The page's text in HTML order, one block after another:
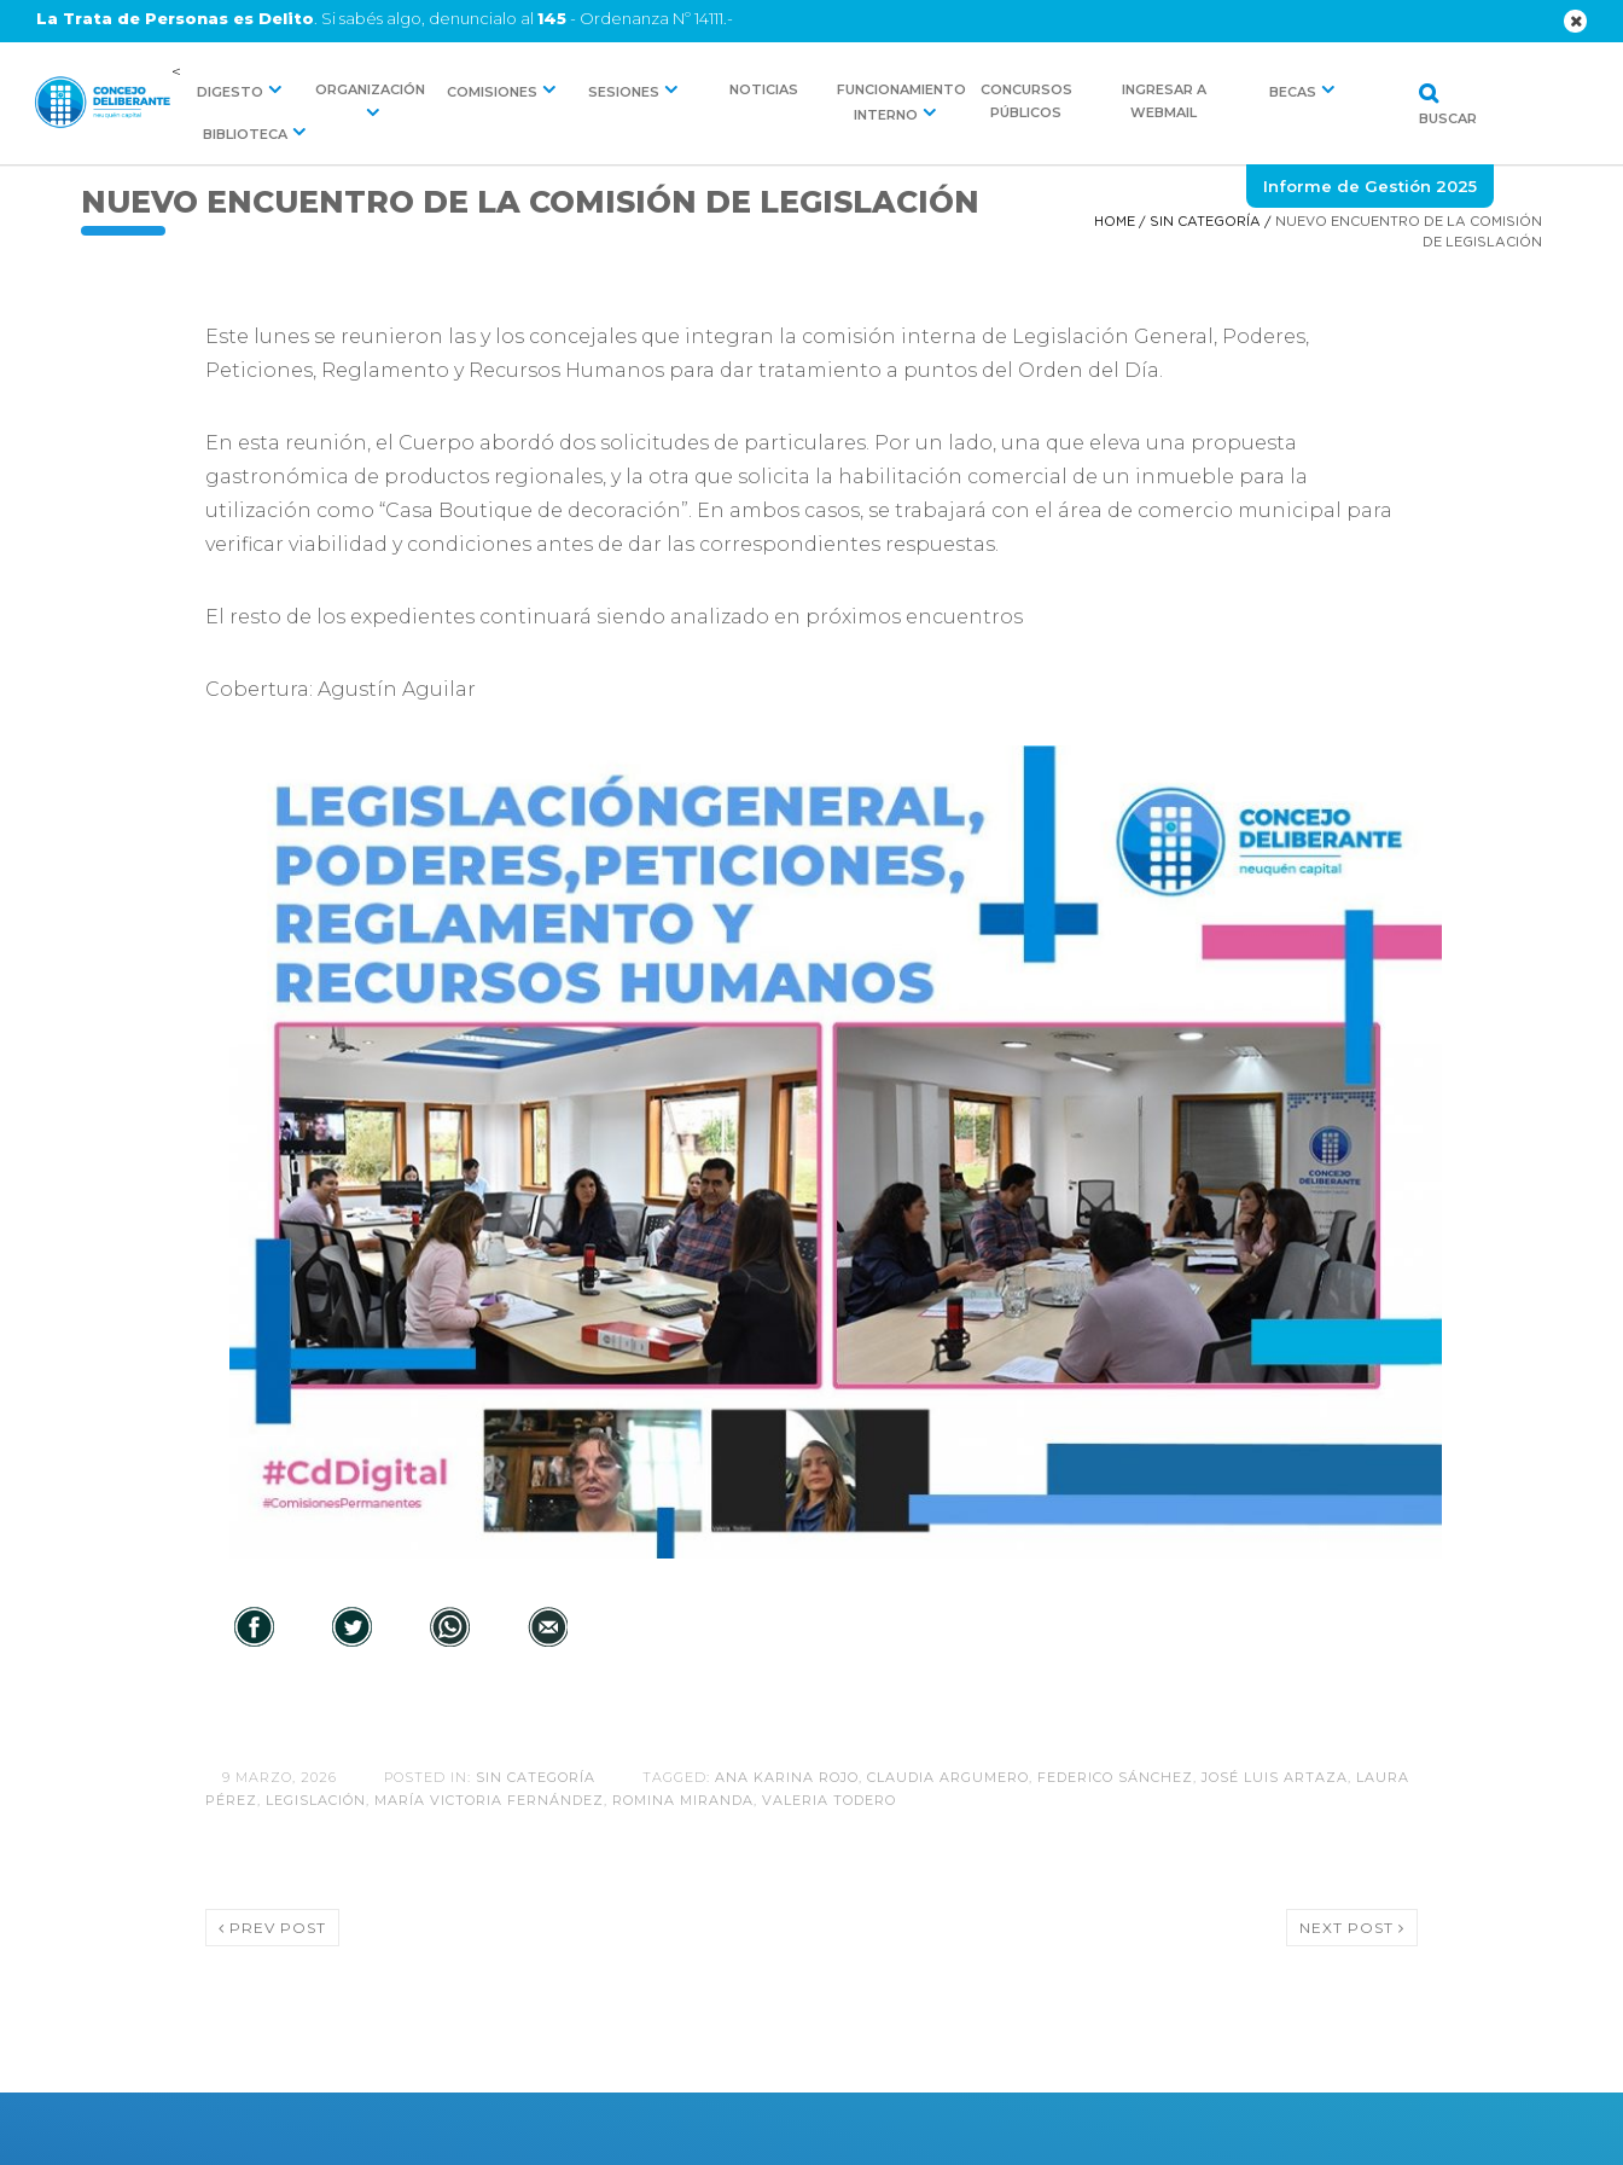
La Trata de Personas es Delito . Si sabés algo, denuncialo al 145- Ordenanza Nº 14111.-
<
DIGESTO ORGANIZACIÓN COMISIONES SESIONES NOTICIAS
FUNCIONAMIENTO
INTERNO
CONCURSOS
PÚBLICOS
INGRESAR A
WEBMAIL
BECAS
BIBLIOTECA
BUSCAR
Informe de Gestión 2025
NUEVO ENCUENTRO DE LA COMISIÓN DE LEGISLACIÓN
HOME/ SIN CATEGORÍA / NUEVO ENCUENTRO DE LA COMISIÓN
DE LEGISLACIÓN
Este lunes se reunieron las y los concejales que integran la comisión interna de Legislación General, Poderes,
Peticiones, Reglamento y Recursos Humanos para dar tratamiento a puntos del Orden del Día.
En esta reunión, el Cuerpo abordó dos solicitudes de particulares. Por un lado, una que eleva una propuesta
gastronómica de productos regionales, y la otra que solicita la habilitación comercial de un inmueble para la
utilización como “Casa Boutique de decoración”. En ambos casos, se trabajará con el área de comercio municipal para
verificar viabilidad y condiciones antes de dar las correspondientes respuestas.
El resto de los expedientes continuará siendo analizado en próximos encuentros
Cobertura: Agustín Aguilar
9 MARZO, 2026 POSTED IN: SIN CATEGORÍA TAGGED:ANA KARINA ROJO,CLAUDIA ARGUMERO, FEDERICO SÁNCHEZ ,JOSÉ LUIS ARTAZA, LAURA
PÉREZ , LEGISLACIÓN , MARÍA VICTORIA FERNÁNDEZ , ROMINA MIRANDA,VALERIA TODERO
PREV POST NEXT POST